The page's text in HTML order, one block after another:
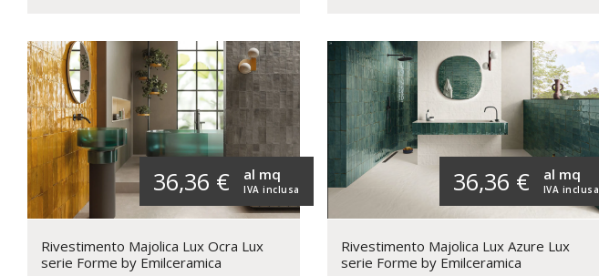
36,36 € IVA inclusa
al mq
Rivestimento Majolica Lux Ocra Lux
serie Forme by Emilceramica
36,36 € IVA inclusa
al mq
Rivestimento Majolica Lux Azure Lux
serie Forme by Emilceramica